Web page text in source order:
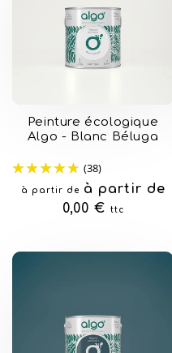
Peinture écologique
Algo - Blanc Béluga
(38)
Prix
habituel
à partir de
à partir de
0,00 €
ttc